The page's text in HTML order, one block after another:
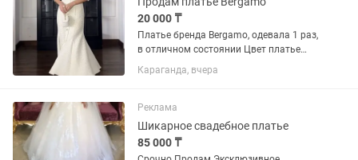
20 000 ₸
Платье бренда Bergamo, одевала 1 раз,
в отличном состоянии Цвет платье
Айвори Твидовое платье Покупала за
75к, так как б/у цена будет низкая) по
Караганда, вчера
Реклама
Шикарное свадебное платье
85 000 ₸